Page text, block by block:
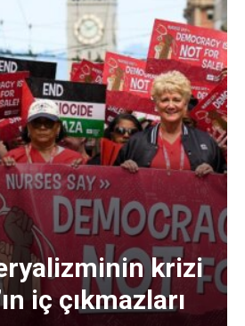
krizi
iç çıkmazları